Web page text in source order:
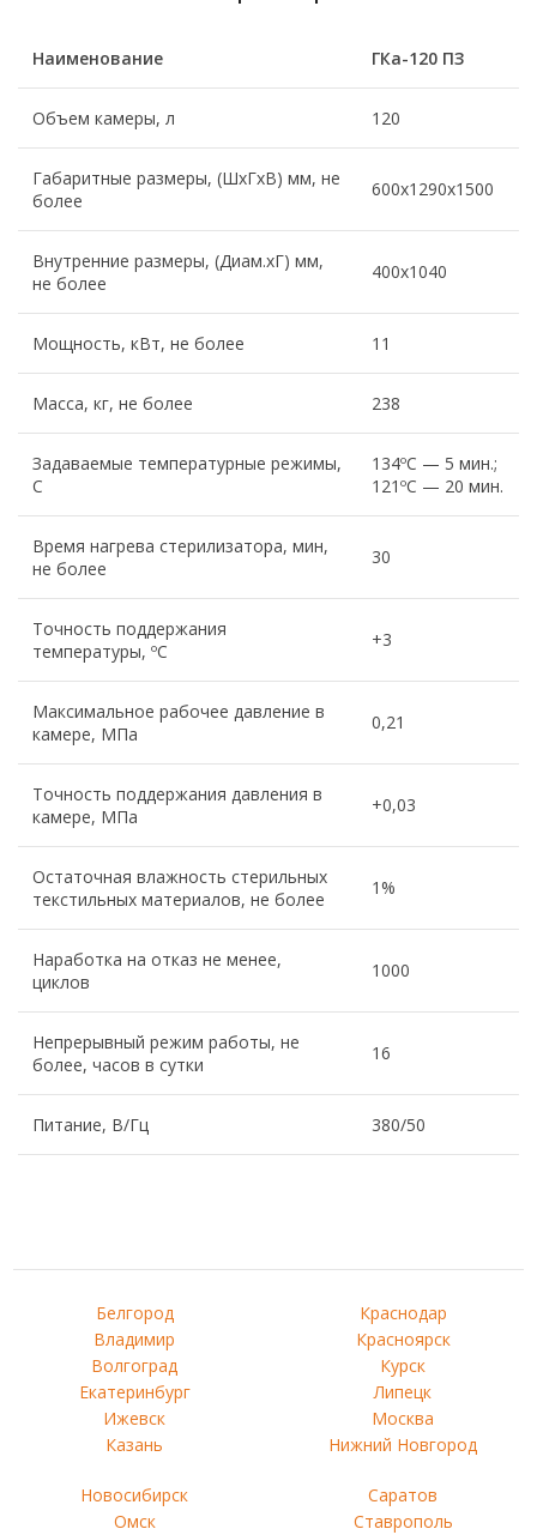
Наименование ГКа-120 ПЗ
Объем камеры, л 120
Габаритные размеры, (ШхГхВ) мм, не
более
600х1290х1500
Внутренние размеры, (Диам.хГ) мм,
не более
400х1040
Мощность, кВт, не более 11
Масса, кг, не более 238
Задаваемые температурные режимы,
С
134ºС — 5 мин.;
121ºС — 20 мин.
Время нагрева стерилизатора, мин,
не более
30
Точность поддержания
температуры, ºС
+3
Максимальное рабочее давление в
камере, МПа
0,21
Точность поддержания давления в
камере, МПа
+0,03
Остаточная влажность стерильных
текстильных материалов, не более
1%
Наработка на отказ не менее,
циклов
1000
Непрерывный режим работы, не
более, часов в сутки
16
Питание, В/Гц 380/50
Белгород
Владимир
Волгоград
Екатеринбург
Ижевск
Казань
Краснодар
Красноярск
Курск
Липецк
Москва
Нижний Новгород
Новосибирск
Омск
Саратов
Ставрополь